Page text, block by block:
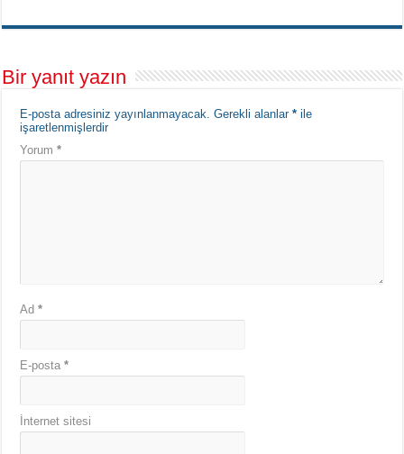
Bir yanıt yazın
E-posta adresiniz yayınlanmayacak. Gerekli alanlar* ile
işaretlenmişlerdir
Yorum*
Ad*
E-posta*
İnternet sitesi